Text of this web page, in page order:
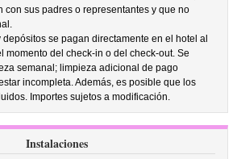
con sus padres o representantes y que no
se pagan directamente en el hotel al
momento del check-in o del check-out. Se
semanal; limpieza adicional de pago
incompleta. Además, es posible que los
Importes sujetos a modificación.
Instalaciones